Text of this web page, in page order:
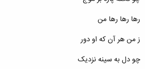
رها رها رها من
ز من هر آن که او دور
چو دل به سینه نزدیک